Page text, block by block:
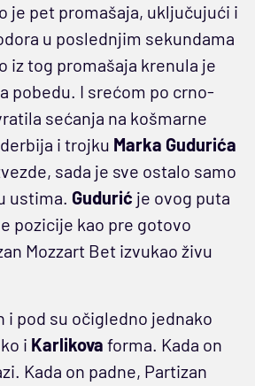
je pet promašaja, uključujući i
u poslednjim sekundama
iz tog promašaja krenula je
pobedu. I srećom po crno-
sećanja na košmarne
i trojku Marka Gudurića
sada je sve ostalo samo
ustima. Gudurić je ovog puta
pozicije kao pre gotovo
Mozzart Bet izvukao živu
i pod su očigledno jednako
i Karlikova forma. Kada on
Kada on padne, Partizan